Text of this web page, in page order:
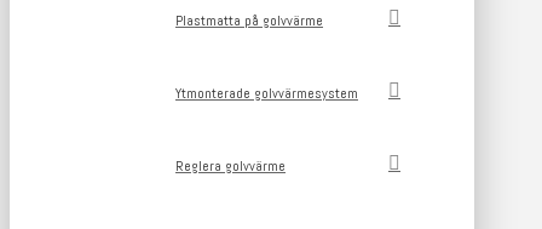
Plastmatta på golvvärme
Ytmonterade golvvärmesystem
Reglera golvvärme